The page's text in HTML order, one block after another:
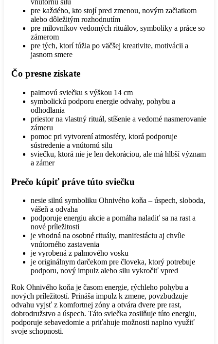
vnútornú silu
pre každého, kto stojí pred zmenou, novým začiatkom
alebo dôležitým rozhodnutím
pre milovníkov vedomých rituálov, symboliky a práce so
zámerom
pre tých, ktorí túžia po väčšej kreativite, motivácii a
jasnom smere
Čo presne získate
palmovú sviečku s výškou 14 cm
symbolickú podporu energie odvahy, pohybu a
odhodlania
priestor na vlastný rituál, stíšenie a vedomé nasmerovanie
zámeru
pomoc pri vytvorení atmosféry, ktorá podporuje
sústredenie a vnútornú silu
sviečku, ktorá nie je len dekoráciou, ale má hlbší význam
a zámer
Prečo kúpiť práve túto sviečku
nesie silnú symboliku Ohnivého koňa – úspech, sloboda,
vášeň a odvaha
podporuje energiu akcie a pomáha naladiť sa na rast a
nové príležitosti
je vhodná na osobné rituály, manifestáciu aj chvíle
vnútorného zastavenia
je vyrobená z palmového vosku
je originálnym darčekom pre človeka, ktorý potrebuje
podporu, nový impulz alebo silu vykročiť vpred
Rok Ohnivého koňa je časom energie, rýchleho pohybu a
nových príležitostí. Prináša impulz k zmene, povzbudzuje
odvahu vyjsť z komfortnej zóny a otvára dvere pre rast,
dobrodružstvo a úspech. Táto sviečka zosilňuje túto energiu,
podporuje sebavedomie a priťahuje možnosti naplno využiť
svoje schopnosti.